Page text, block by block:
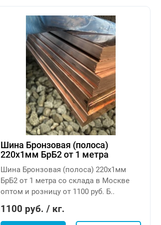
Шина Бронзовая (полоса)
220х1мм БрБ2 от 1 метра
Шина Бронзовая (полоса) 220х1мм
БрБ2 от 1 метра со склада в Москве
оптом и розницу от 1100 руб. Б..
1100 руб. / кг.